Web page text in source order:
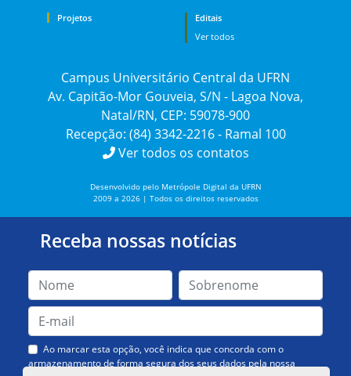
Projetos
Editais
Ver todos
Campus Universitário Central da UFRN
Av. Capitão-Mor Gouveia, S/N - Lagoa Nova,
Natal/RN, CEP: 59078-900
Recepção: (84) 3342-2216 - Ramal 100
Ver todos os contatos
Desenvolvido pelo Metrópole Digital da UFRN
2009 a 2026 | Todos os direitos reservados
Receba nossas notícias
Ao marcar esta opção, você indica que concorda com o
armazenamento de forma segura dos seus dados pela nossa